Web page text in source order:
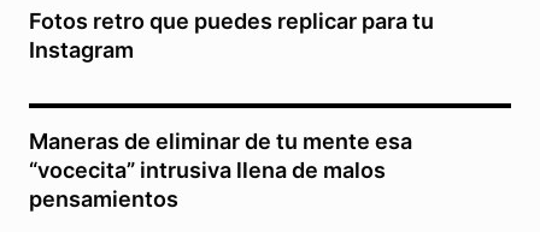
Fotos retro que puedes replicar para tu
Instagram
Maneras de eliminar de tu mente esa
“vocecita” intrusiva llena de malos
pensamientos